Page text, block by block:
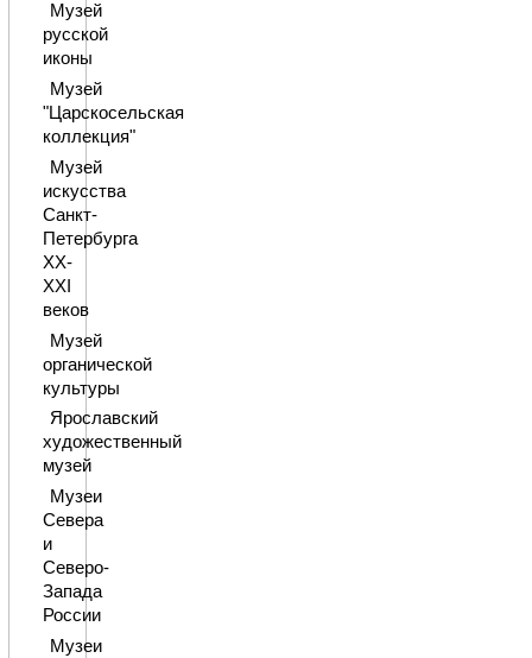
Музей
русской
иконы
Музей
"Царскосельская
коллекция"
Музей
искусства
Санкт-
Петербурга
XX-
XXI
веков
Музей
органической
культуры
Ярославский
художественный
музей
Музеи
Севера
и
Северо-
Запада
России
Музеи